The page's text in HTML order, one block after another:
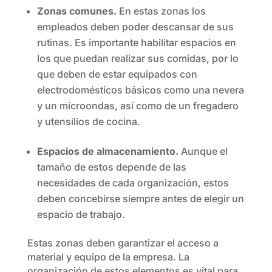
Zonas comunes. En estas zonas los
empleados deben poder descansar de sus
rutinas. Es importante habilitar espacios en
los que puedan realizar sus comidas, por lo
que deben de estar equipados con
electrodomésticos básicos como una nevera
y un microondas, así como de un fregadero
y utensilios de cocina.
Espacios de almacenamiento. Aunque el
tamaño de estos depende de las
necesidades de cada organización, estos
deben concebirse siempre antes de elegir un
espacio de trabajo.
Estas zonas deben garantizar el acceso a
material y equipo de la empresa. La